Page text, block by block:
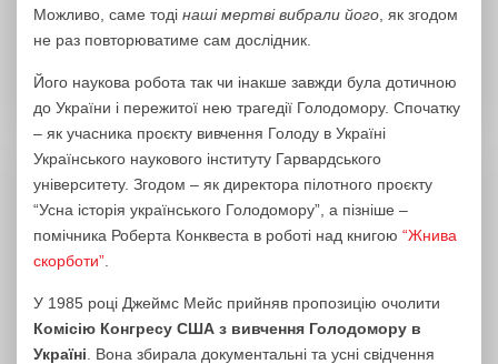
Можливо, саме тоді наші мертві вибрали його , як згодом
не раз повторюватиме сам дослідник.
Його наукова робота так чи інакше завжди була дотичною
до України і пережитої нею трагедії Голодомору. Спочатку
– як учасника проєкту вивчення Голоду в Україні
Українського наукового інституту Гарвардського
університету. Згодом – як директора пілотного проєкту
“Усна історія українського Голодомору”, а пізніше –
помічника Роберта Конквеста в роботі над книгою “Жнива
скорботи”
У 1985 році Джеймс Мейс прийняв пропозицію очолити
Комісію Конгресу США з вивчення Голодомору в
Україні . Вона збирала документальні та усні свідчення